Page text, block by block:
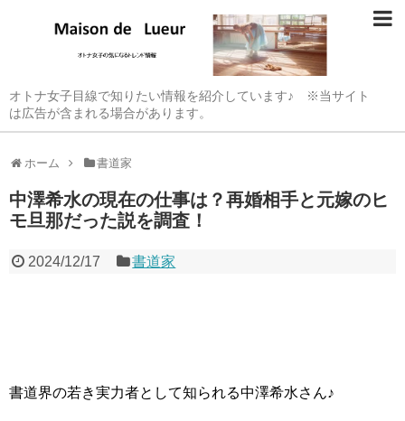
オトナ女子目線で知りたい情報を紹介しています♪ ※当サイト
は広告が含まれる場合があります。
ホーム 書道家
中澤希水の現在の仕事は？再婚相手と元嫁のヒ
モ旦那だった説を調査！
2024/12/17 書道家
書道界の若き実力者として知られる中澤希水さん♪